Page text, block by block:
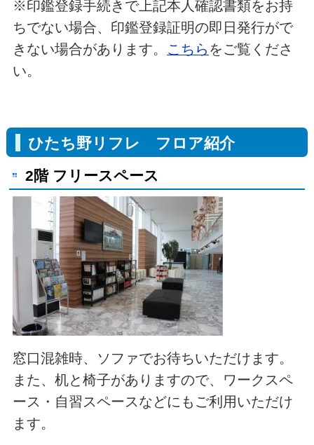
※印鑑登録手続きで上記本人確認書類をお持
ちでない場合、印鑑登録証明の即日発行がで
きない場合があります。 こちら をご覧くださ
い。
ひたち野リフレ フロア紹介
2階 フリースペース
窓口混雑時、ソファでお待ちいただけます。
また、机と椅子がありますので、ワークスペ
ース・自習スペースなどにもご利用いただけ
ます。